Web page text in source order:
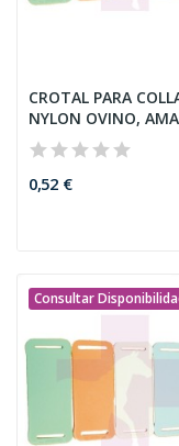
CROTAL PARA
NYLON OVINO,
0,52 €
Consultar